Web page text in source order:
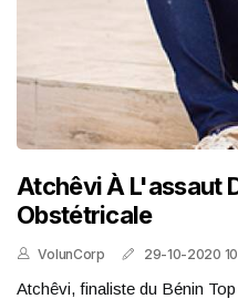
Atchêvi À L'assaut
Obstétricale
VolunCorp 29-10-2020
Atchêvi, finaliste du Bénin